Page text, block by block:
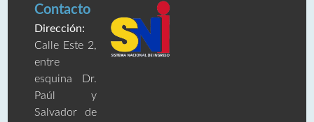
Contacto
Dirección:
Calle Este 2,
entre
esquina Dr.
Paúl y
Salvador de